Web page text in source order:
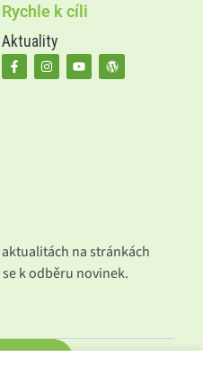
Rychle k cíli
Aktuality
na stránkách
k odběru novinek.